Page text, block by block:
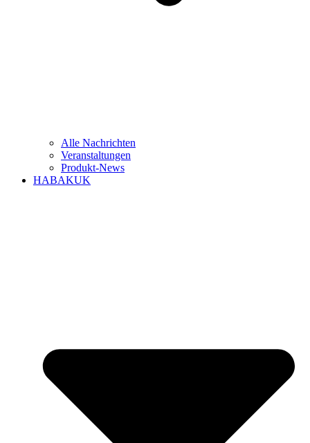
Alle Nachrichten
Veranstaltungen
Produkt-News
HABAKUK